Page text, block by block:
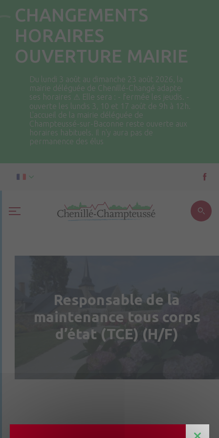
CHANGEMENTS
HORAIRES
OUVERTURE MAIRIE
Du lundi 3 août au dimanche 23 août 2026, la
mairie déléguée de Chenillé-Changé adapte
ses horaires ⚠ Elle sera : - fermée les jeudis. -
ouverte les lundis 3, 10 et 17 août de 9h à 12h.
L'accueil de la mairie déléguée de
Champteussé-sur-Baconne reste ouverte aux
horaires habituels. Il n'y aura pas de
permanence des élus
Responsable de la
maintenance tous corps
d’état (TCE) (H/F)